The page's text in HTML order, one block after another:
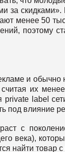
за
менее 50
поэтому
и
их
private label
под влияние
с
века),
найти товар с